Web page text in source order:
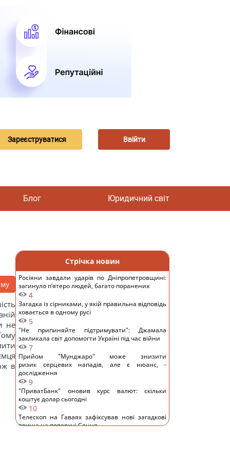
Зареєструватися Ввійти
Блог Юридичний світ
не
в
Стрічка новин
Росіяни завдали ударів по Дніпропетровщині:
загинуло пʼятеро людей, багато поранених
4
Загадка із сірниками, у якій правильна відповідь
ховається в одному русі
5
"Не припиняйте підтримувати": Джамала
закликала світ допомогти Україні під час війни
7
Прийом "Мунджаро" може знизити
ризик серцевих нападів, але є нюанс, -
дослідження
9
"ПриватБанк" оновив курс валют: скільки
коштує долар сьогодні
10
Телескоп на Гаваях зафіксував нові загадкові
явища на поверхні Сонця